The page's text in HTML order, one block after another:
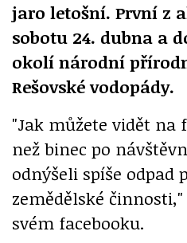
jaro letošní. První z
sobotu 24. dubna a
okolí národní
Rešovské vodopády.
"Jak můžete vidět na
než binec po
odnýšeli spíše odpad
zemědělské
svém facebooku.